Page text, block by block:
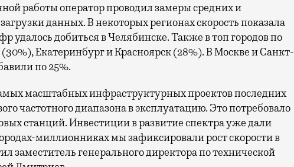
работы оператор проводил замеры средних и
данных. В некоторых регионах скорость показала
удалось добиться в Челябинске. Также в топ городов по
Екатеринбург и Красноярск (28%). В Москве и Санкт-
по 25%.
масштабных инфраструктурных проектов последних
частотного диапазона в эксплуатацию. Это потребовало
станций. Инвестиции в развитие спектра уже дали
миллионниках мы зафиксировали рост скорости в
заместитель генерального директора по технической